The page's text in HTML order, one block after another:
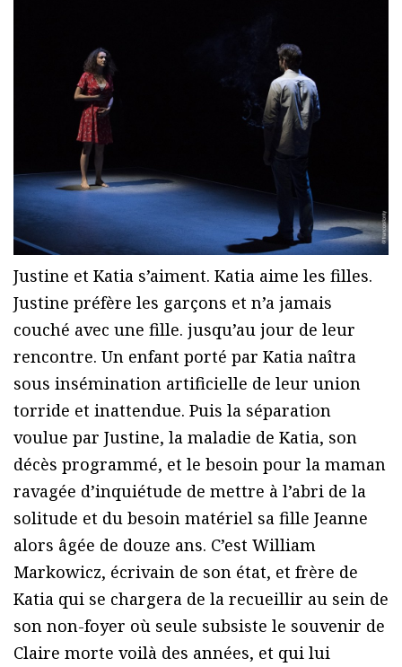
Justine et Katia s’aiment. Katia aime les filles.
Justine préfère les garçons et n’a jamais
couché avec une fille. jusqu’au jour de leur
rencontre. Un enfant porté par Katia naîtra
sous insémination artificielle de leur union
torride et inattendue. Puis la séparation
voulue par Justine, la maladie de Katia, son
décès programmé, et le besoin pour la maman
ravagée d’inquiétude de mettre à l’abri de la
solitude et du besoin matériel sa fille Jeanne
alors âgée de douze ans. C’est William
Markowicz, écrivain de son état, et frère de
Katia qui se chargera de la recueillir au sein de
son non-foyer où seule subsiste le souvenir de
Claire morte voilà des années, et qui lui